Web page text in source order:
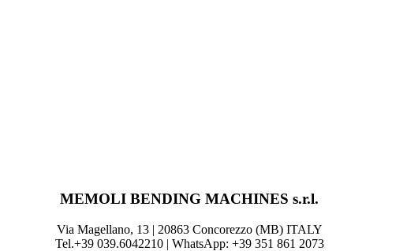
MEMOLI BENDING MACHINES s.r.l.
Via Magellano, 13 | 20863 Concorezzo (MB) ITALY
Tel.+39 039.6042210 | WhatsApp: +39 351 861 2073